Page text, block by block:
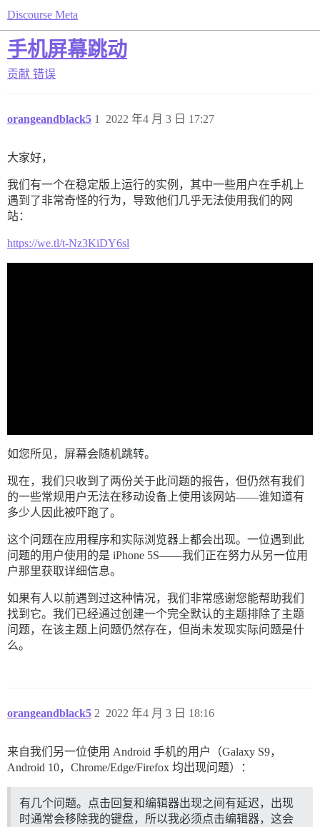
Discourse Meta
手机屏幕跳动
贡献 错误
orangeandblack5 2022 年4 月 3 日 17:27
1
大家好，
我们有一个在稳定版上运行的实例，其中一些用户在手机上
遇到了非常奇怪的行为，导致他们几乎无法使用我们的网
站：
https://we.tl/t-Nz3KiDY6sl
如您所见，屏幕会随机跳转。
现在，我们只收到了两份关于此问题的报告，但仍然有我们
的一些常规用户无法在移动设备上使用该网站——谁知道有
多少人因此被吓跑了。
这个问题在应用程序和实际浏览器上都会出现。一位遇到此
问题的用户使用的是 iPhone 5S——我们正在努力从另一位用
户那里获取详细信息。
如果有人以前遇到过这种情况，我们非常感谢您能帮助我们
找到它。我们已经通过创建一个完全默认的主题排除了主题
问题，在该主题上问题仍然存在，但尚未发现实际问题是什
么。
orangeandblack5 2022 年4 月 3 日 18:16
2
来自我们另一位使用 Android 手机的用户（Galaxy S9，
Android 10，Chrome/Edge/Firefox 均出现问题）：
有几个问题。点击回复和编辑器出现之间有延迟，出现
时通常会移除我的键盘，所以我必须点击编辑器，这会